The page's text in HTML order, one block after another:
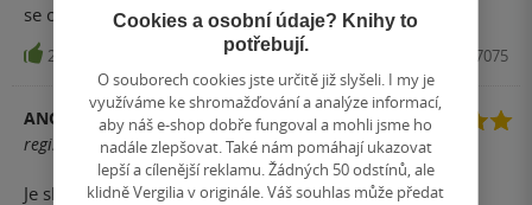
se od ní odtrhnout.
24 Kniha, Knižní klub, 2017, 9788024257075
ANONYM
registrovaný uživatel
Je skvělá!!!
Cookies a osobní údaje? Knihy to
potřebují.
O souborech cookies jste určitě již slyšeli. I my je
využíváme ke shromažďování a analýze informací,
aby náš e-shop dobře fungoval a mohli jsme ho
nadále zlepšovat. Také nám pomáhají ukazovat
lepší a cílenější reklamu. Žádných 50 odstínů, ale
klidně Vergilia v originále. Váš souhlas může předat